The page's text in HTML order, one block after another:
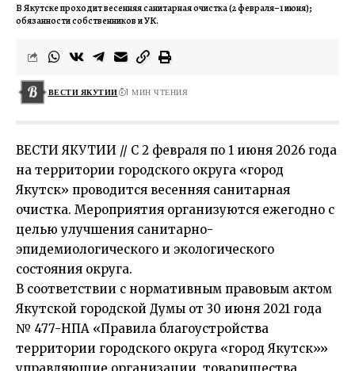
В Якутске проходит весенняя санитарная очистка (2 февраля–1 июня);
обязанности собственников и УК.
ВЕСТИ ЯКУТИИ 1 МИН ЧТЕНИЯ
ВЕСТИ ЯКУТИИ // С 2 февраля по 1 июня 2026 года
на территории городского округа «город
Якутск» проводится весенняя санитарная
очистка. Мероприятия организуются ежегодно с
целью улучшения санитарно-
эпидемиологического и экологического
состояния округа.
В соответствии с нормативным правовым актом
Якутской городской Думы от 30 июня 2021 года
№ 477-НПА «Правила благоустройства
территории городского округа «город Якутск»»